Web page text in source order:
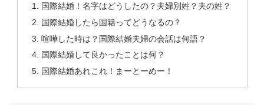
国際結婚！名字はどうしたの？夫婦別姓？夫の姓？
国際結婚したら国籍ってどうなるの？
喧嘩した時は？国際結婚夫婦の会話は何語？
国際結婚して良かったことは何？
国際結婚あれこれ！まーとーめー！